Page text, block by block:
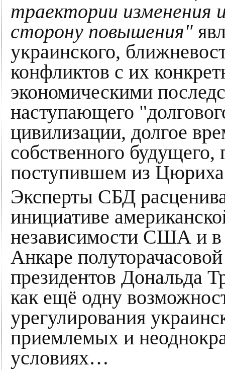
траектории изменения
сторону повышения"
украинского,
конфликтов с их
экономическими
наступающего
цивилизации, долгое
собственного
поступившем из
Эксперты СБД
инициативе
независимости США и
Анкаре
президентов Дональда
как ещё одну
урегулирования
приемлемых и
условиях…